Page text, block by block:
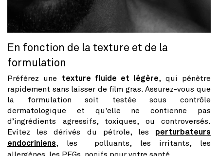
En fonction de la texture et de la
formulation
Préférez une texture fluide et légère, qui pénètre
rapidement sans laisser de film gras. Assurez-vous que
la formulation soit testée sous contrôle
dermatologique et qu'elle ne contienne pas
d’ingrédients agressifs, toxiques, ou controversés.
Evitez les dérivés du pétrole, les perturbateurs
endocriniens, les polluants, les irritants, les